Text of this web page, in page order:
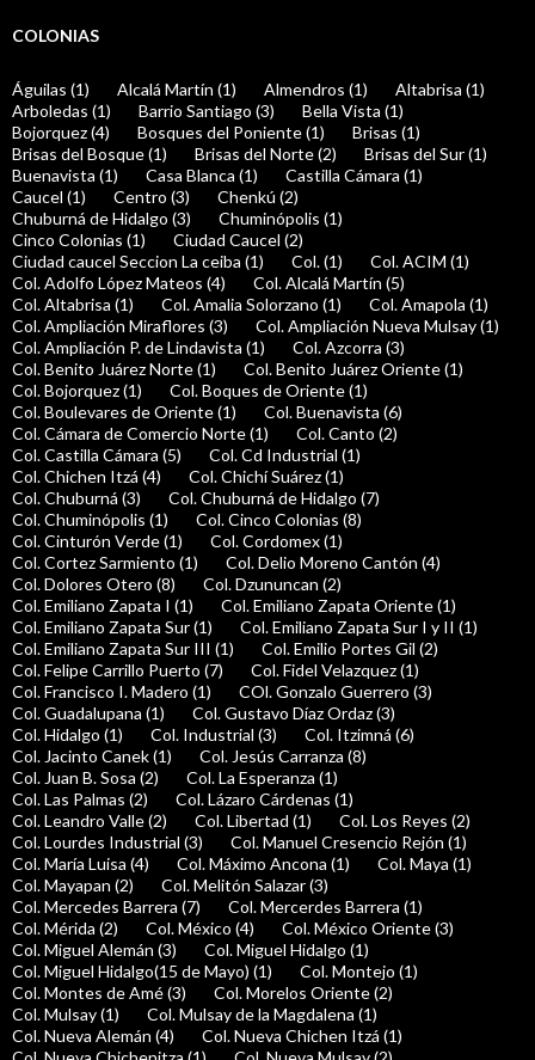
COLONIAS
Águilas (1) Alcalá Martín (1) Almendros (1)
Altabrisa (1)
Arboledas (1)
Barrio Santiago (3)
Bella Vista (1)
Bojorquez (4)
Bosques del Poniente (1)
Brisas (1)
Brisas del Bosque (1)
Brisas del Norte (2)
Brisas del Sur (1)
Buenavista (1)
Casa Blanca (1)
Castilla Cámara (1)
Caucel (1)
Centro (3)
Chenkú (2)
Chuburná de Hidalgo (3)
Chuminópolis (1)
Cinco Colonias (1)
Ciudad Caucel (2)
Ciudad caucel Seccion La ceiba (1)
Col. (1)
Col. ACIM (1)
Col. Adolfo López Mateos (4)
Col. Alcalá Martín (5)
Col. Altabrisa (1)
Col. Amalia Solorzano (1)
Col. Amapola (1)
Col. Ampliación Miraflores (3)
Col. Ampliación Nueva Mulsay (1)
Col. Ampliación P. de Lindavista (1)
Col. Azcorra (3)
Col. Benito Juárez Norte (1)
Col. Benito Juárez Oriente (1)
Col. Bojorquez (1)
Col. Boques de Oriente (1)
Col. Boulevares de Oriente (1)
Col. Buenavista (6)
Col. Cámara de Comercio Norte (1)
Col. Canto (2)
Col. Castilla Cámara (5)
Col. Cd Industrial (1)
Col. Chichen Itzá (4)
Col. Chichí Suárez (1)
Col. Chuburná (3)
Col. Chuburná de Hidalgo (7)
Col. Chuminópolis (1)
Col. Cinco Colonias (8)
Col. Cinturón Verde (1)
Col. Cordomex (1)
Col. Cortez Sarmiento (1)
Col. Delio Moreno Cantón (4)
Col. Dolores Otero (8)
Col. Dzununcan (2)
Col. Emiliano Zapata I (1)
Col. Emiliano Zapata Oriente (1)
Col. Emiliano Zapata Sur (1)
Col. Emiliano Zapata Sur I y II (1)
Col. Emiliano Zapata Sur III (1)
Col. Emilio Portes Gil (2)
Col. Felipe Carrillo Puerto (7)
Col. Fidel Velazquez (1)
Col. Francisco I. Madero (1)
COl. Gonzalo Guerrero (3)
Col. Guadalupana (1)
Col. Gustavo Díaz Ordaz (3)
Col. Hidalgo (1)
Col. Industrial (3)
Col. Itzimná (6)
Col. Jacinto Canek (1)
Col. Jesús Carranza (8)
Col. Juan B. Sosa (2)
Col. La Esperanza (1)
Col. Las Palmas (2)
Col. Lázaro Cárdenas (1)
Col. Leandro Valle (2)
Col. Libertad (1)
Col. Los Reyes (2)
Col. Lourdes Industrial (3)
Col. Manuel Cresencio Rejón (1)
Col. María Luisa (4)
Col. Máximo Ancona (1)
Col. Maya (1)
Col. Mayapan (2)
Col. Melitón Salazar (3)
Col. Mercedes Barrera (7)
Col. Mercerdes Barrera (1)
Col. Mérida (2)
Col. México (4)
Col. México Oriente (3)
Col. Miguel Alemán (3)
Col. Miguel Hidalgo (1)
Col. Miguel Hidalgo(15 de Mayo) (1)
Col. Montejo (1)
Col. Montes de Amé (3)
Col. Morelos Oriente (2)
Col. Mulsay (1)
Col. Mulsay de la Magdalena (1)
Col. Nueva Alemán (4)
Col. Nueva Chichen Itzá (1)